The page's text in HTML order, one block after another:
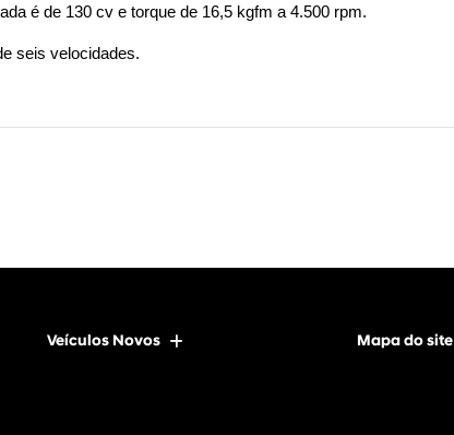
é de 130 cv e torque de 16,5 kgfm a 4.500 rpm.
seis velocidades.
Veículos Novos Mapa do site